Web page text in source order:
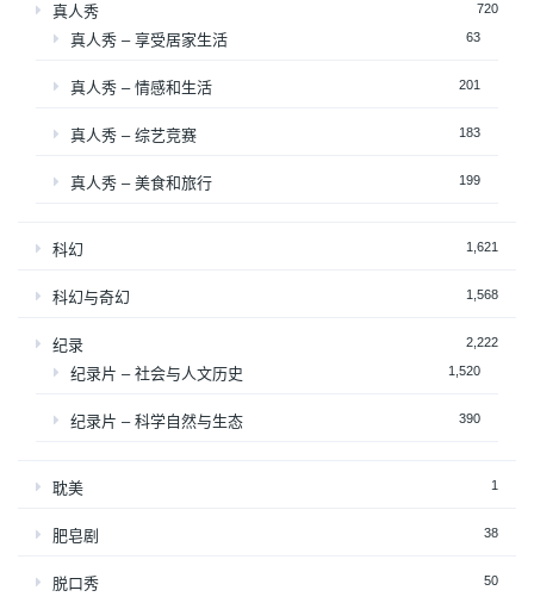
真人秀 720
真人秀 – 享受居家生活 63
真人秀 – 情感和生活 201
真人秀 – 综艺竞赛 183
真人秀 – 美食和旅行 199
科幻 1,621
科幻与奇幻 1,568
纪录 2,222
纪录片 – 社会与人文历史 1,520
纪录片 – 科学自然与生态 390
耽美 1
肥皂剧 38
脱口秀 50